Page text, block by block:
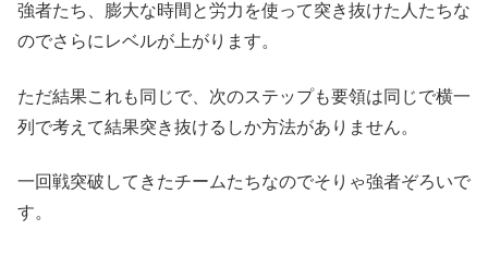
強者たち、膨大な時間と労力を使って突き抜けた人たちな
のでさらにレベルが上がります。
ただ結果これも同じで、次のステップも要領は同じで横一
列で考えて結果突き抜けるしか方法がありません。
一回戦突破してきたチームたちなのでそりゃ強者ぞろいで
す。